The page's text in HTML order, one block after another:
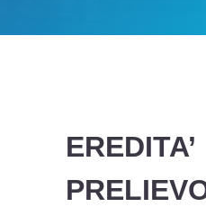
EREDITA’